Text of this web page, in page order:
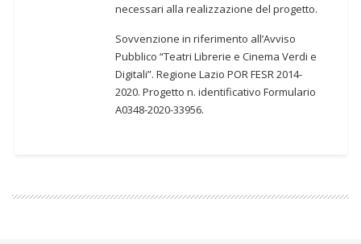
necessari alla realizzazione del progetto.
Sovvenzione in riferimento all’Avviso
Pubblico “Teatri Librerie e Cinema Verdi e
Digitali”. Regione Lazio POR FESR 2014-
2020. Progetto n. identificativo Formulario
A0348-2020-33956.